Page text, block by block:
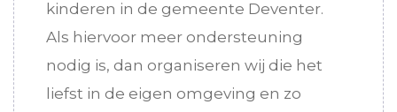
kinderen in de gemeente Deventer.
Als hiervoor meer ondersteuning
nodig is, dan organiseren wij die het
liefst in de eigen omgeving en zo